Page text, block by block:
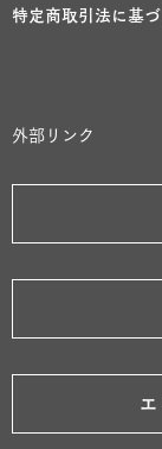
特定商取引法に基
外部リンク